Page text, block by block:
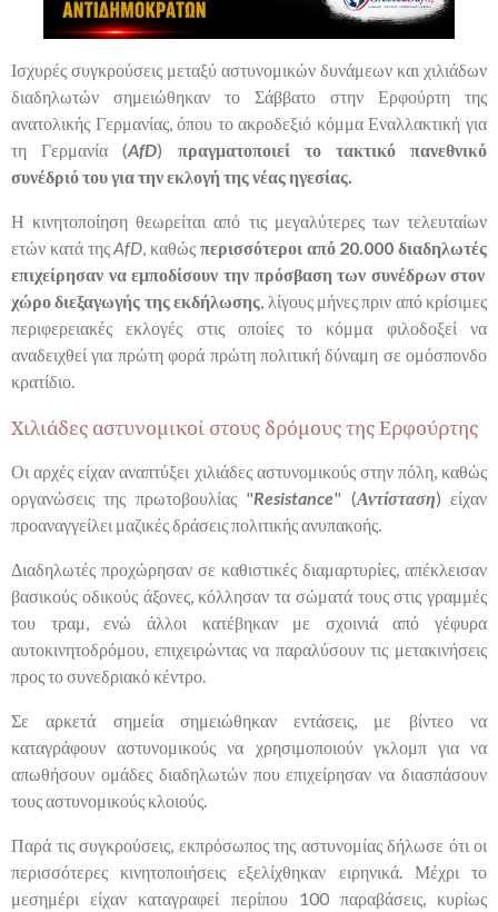
Ισχυρές συγκρούσεις μεταξύ αστυνομικών δυνάμεων και χιλιάδων
διαδηλωτών σημειώθηκαν το Σάββατο στην Ερφούρτη της
ανατολικής Γερμανίας, όπου το ακροδεξιό κόμμαΕναλλακτική για
τη Γερμανία (AfD) πραγματοποιεί το τακτικό πανεθνικό
συνέδριό του για την εκλογή της νέας ηγεσίας.
Η κινητοποίηση θεωρείται από τις μεγαλύτερες των τελευταίων
ετών κατά τηςAfD , καθώς περισσότεροι από 20.000 διαδηλωτές
επιχείρησαν να εμποδίσουν την πρόσβαση των συνέδρων στον
χώρο διεξαγωγής της εκδήλωσης , λίγους μήνες πριν από κρίσιμες
περιφερειακές εκλογές στις οποίες το κόμμα φιλοδοξεί να
αναδειχθεί για πρώτη φορά πρώτη πολιτική δύναμη σε ομόσπονδο
κρατίδιο.
Χιλιάδες αστυνομικοί στους δρόμους της Ερφούρτης
Οι αρχές είχαν αναπτύξει χιλιάδες αστυνομικούς στην πόλη, καθώς
οργανώσεις της πρωτοβουλίας "Resistance" (Αντίσταση) είχαν
προαναγγείλει μαζικές δράσεις πολιτικής ανυπακοής.
Διαδηλωτές προχώρησαν σε καθιστικές διαμαρτυρίες, απέκλεισαν
βασικούς οδικούς άξονες, κόλλησαν τα σώματά τους στις γραμμές
του τραμ, ενώ άλλοι κατέβηκαν με σχοινιά από γέφυρα
αυτοκινητοδρόμου, επιχειρώντας να παραλύσουν τις μετακινήσεις
προς το συνεδριακό κέντρο.
Σε αρκετά σημεία σημειώθηκαν εντάσεις, με βίντεο να
καταγράφουν αστυνομικούς να χρησιμοποιούν γκλομπ για να
απωθήσουν ομάδες διαδηλωτών που επιχείρησαν να διασπάσουν
τους αστυνομικούς κλοιούς.
Παρά τις συγκρούσεις, εκπρόσωπος της αστυνομίας δήλωσε ότι οι
περισσότερες κινητοποιήσεις εξελίχθηκαν ειρηνικά. Μέχρι το
μεσημέρι είχαν καταγραφεί περίπου 100 παραβάσεις, κυρίως